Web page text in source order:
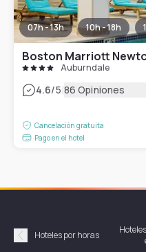
07h - 13h 10h - 18h
Boston Marriott
Auburndale
4.6/5|86 Opiniones
Cancelación gratuita
Pago en el hotel
Précédent
Hoteles por horas